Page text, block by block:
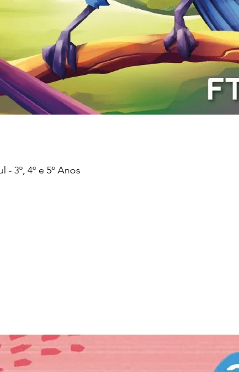
Visualização rápida
3º, 4º e 5º Anos